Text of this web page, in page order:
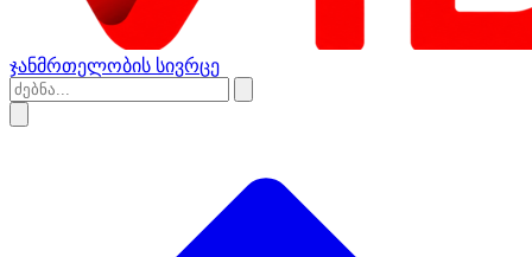
ჯანმრთელობის სივრცე